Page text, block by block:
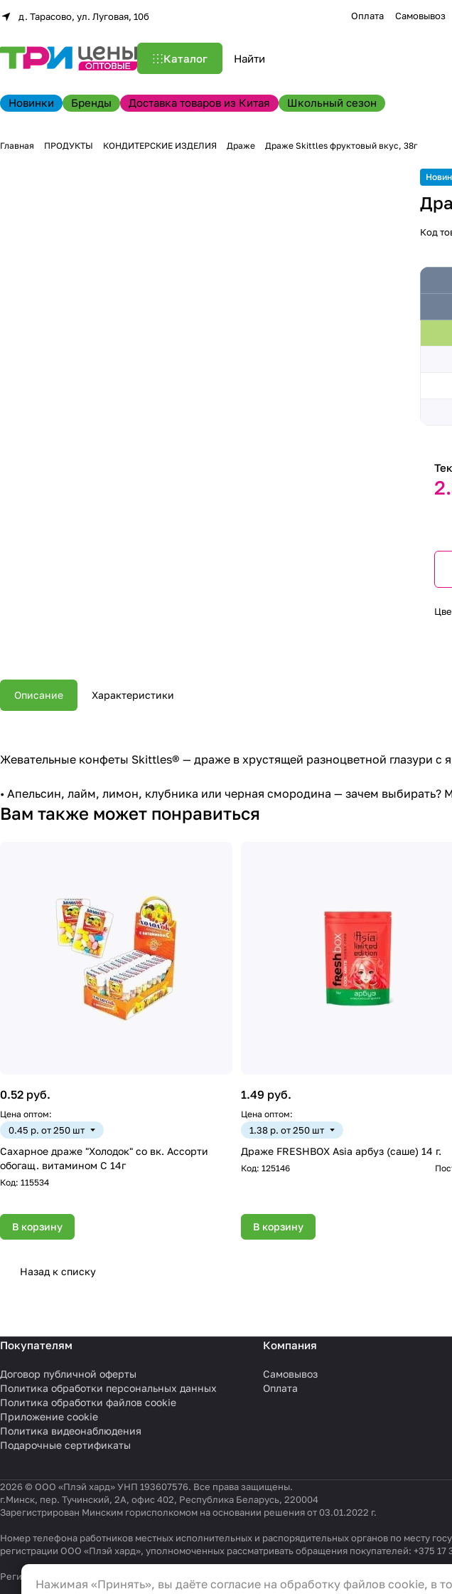
д. Тарасово, ул. Луговая, 10б Оплата Самовывоз
Каталог
Новинки Бренды Доставка товаров из Китая Школьный сезон
Главная ПРОДУКТЫ КОНДИТЕРСКИЕ ИЗДЕЛИЯ Драже Драже Skittles фруктовый вкус, 38г
Код
Описание Характеристики
Жевательные конфеты Skittles® — драже в хрустящей разноцветной глазури
• Апельсин, лайм, лимон, клубника или черная смородина — зачем выбирать?
Вам также может понравиться
0.52 руб.
Цена оптом:
0.45 р. от 250 шт
Сахарное драже "Холодок" со вк. Ассорти
обогащ. витамином С 14г
Код: 115534
В корзину
1.49 руб.
Цена оптом:
1.38 р. от 250 шт
Драже FRESHBOX Asia арбуз (саше) 14 г.
Код: 125146
В корзину
Назад к списку
Покупателям
Договор публичной оферты
Политика обработки персональных данных
Политика обработки файлов cookie
Приложение cookie
Политика видеонаблюдения
Подарочные сертификаты
Компания
Самовывоз
Оплата
2026 © ООО «Плэй хард» УНП 193607576. Все права защищены.
г.Минск, пер. Тучинский, 2А, офис 402, Республика Беларусь, 220004
Зарегистрирован Минским горисполкомом на основании решения от 03.01.2022 г.
Номер телефона работников местных исполнительных и распорядительных органов по месту
регистрации ООО «Плэй хард», уполномоченных рассматривать обращения покупателей: +375 17
Регистрационный номер в Торговом реестре Республики Беларусь 541404 от 19.09.2022
Нажимая «Принять», вы даёте согласие на обработку файлов cookie, в